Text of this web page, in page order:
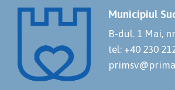
Municipiul
B-dul. 1 Mai,
tel: +40 230